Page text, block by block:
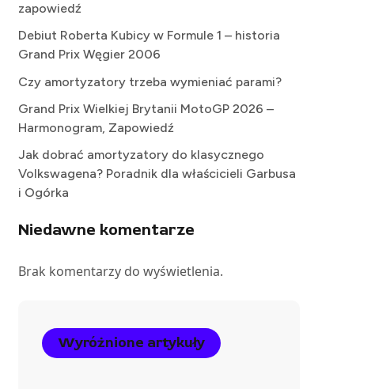
zapowiedź
Debiut Roberta Kubicy w Formule 1 – historia
Grand Prix Węgier 2006
Czy amortyzatory trzeba wymieniać parami?
Grand Prix Wielkiej Brytanii MotoGP 2026 –
Harmonogram, Zapowiedź
Jak dobrać amortyzatory do klasycznego
Volkswagena? Poradnik dla właścicieli Garbusa
i Ogórka
Niedawne komentarze
Brak komentarzy do wyświetlenia.
Wyróżnione artykuły